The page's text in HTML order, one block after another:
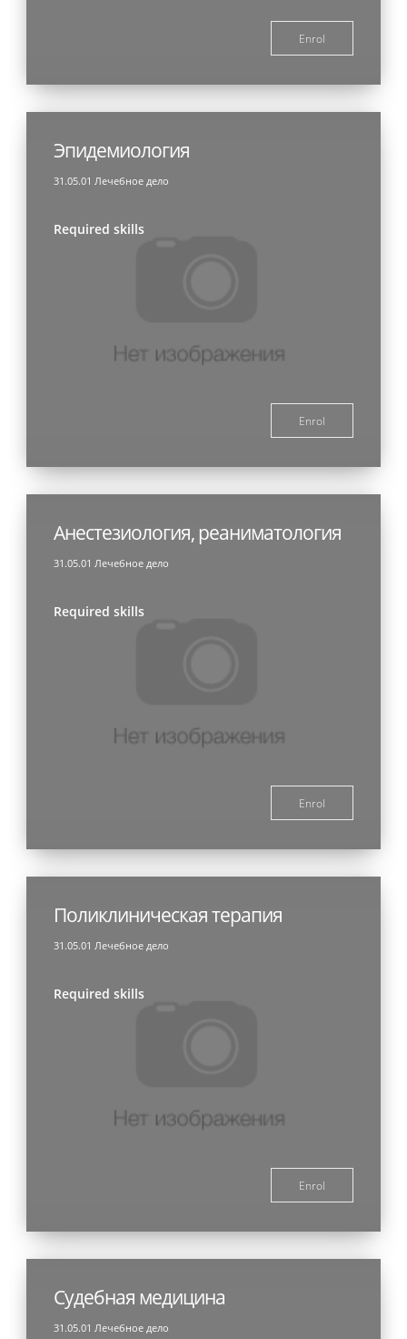
Enrol
Эпидемиология
31.05.01 Лечебное дело
Required skills
Enrol
Анестезиология, реаниматология
31.05.01 Лечебное дело
Required skills
Enrol
Поликлиническая терапия
31.05.01 Лечебное дело
Required skills
Enrol
Судебная медицина
31.05.01 Лечебное дело